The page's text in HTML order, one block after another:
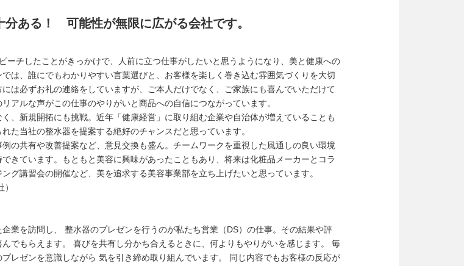
分ある！ 可能性が無限に広がる会社です。
チしたことがきっかけで、人前に立つ仕事がしたいと思うようになり、美と健康への
は、誰にでもわかりやすい言葉選びと、お客様を楽しく巻き込む雰囲気づくりを大切
は必ずお礼の連絡をしていますが、ご本人だけでなく、ご家族にも喜んでいただけて
アルな声がこの仕事のやりがいと商品への自信につながっています。
、新規開拓にも挑戦。近年「健康経営」に取り組む企業や自治体が増えていることも
た当社の整水器を提案する絶好のチャンスだと思っています。
の共有や改善提案など、意見交換も盛ん。チームワークを重視した風通しの良い環境
きています。もともと美容に興味があったこともあり、将来は化粧品メーカーとコラ
グ講習会の開催など、美を追求する美容事業部を立ち上げたいと思っています。
業を訪問し、 整水器のプレゼンを行うのが私たち営業（DS）の仕事。その結果や評
でもらえます。 喜びを共有し分かち合えるときに、何よりもやりがいを感じます。 毎
レゼンを意識しながら 気を引き締め取り組んでいます。 同じ内容でもお客様の反応が